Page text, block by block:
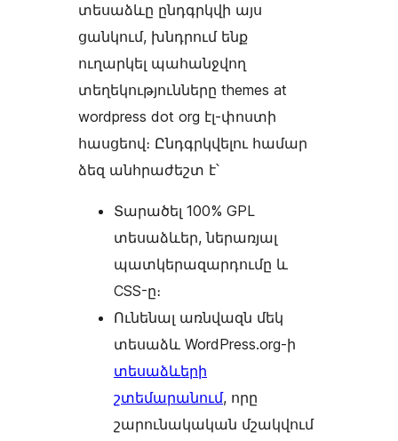
տեսաձևը ընդգրկվի այս
ցանկում, խնդրում ենք
ուղարկել պահանջվող
տեղեկությունները themes at
wordpress dot org էլ-փոստի
հասցեով։ Ընդգրկվելու համար
ձեզ անհրաժեշտ է՝
Տարածել 100% GPL
տեսաձևեր, ներառյալ
պատկերազարդումը և
CSS-ը։
Ունենալ առնվազն մեկ
տեսաձև WordPress.org-ի
տեսաձևերի
շտեմարանում, որը
շարունակական մշակվում